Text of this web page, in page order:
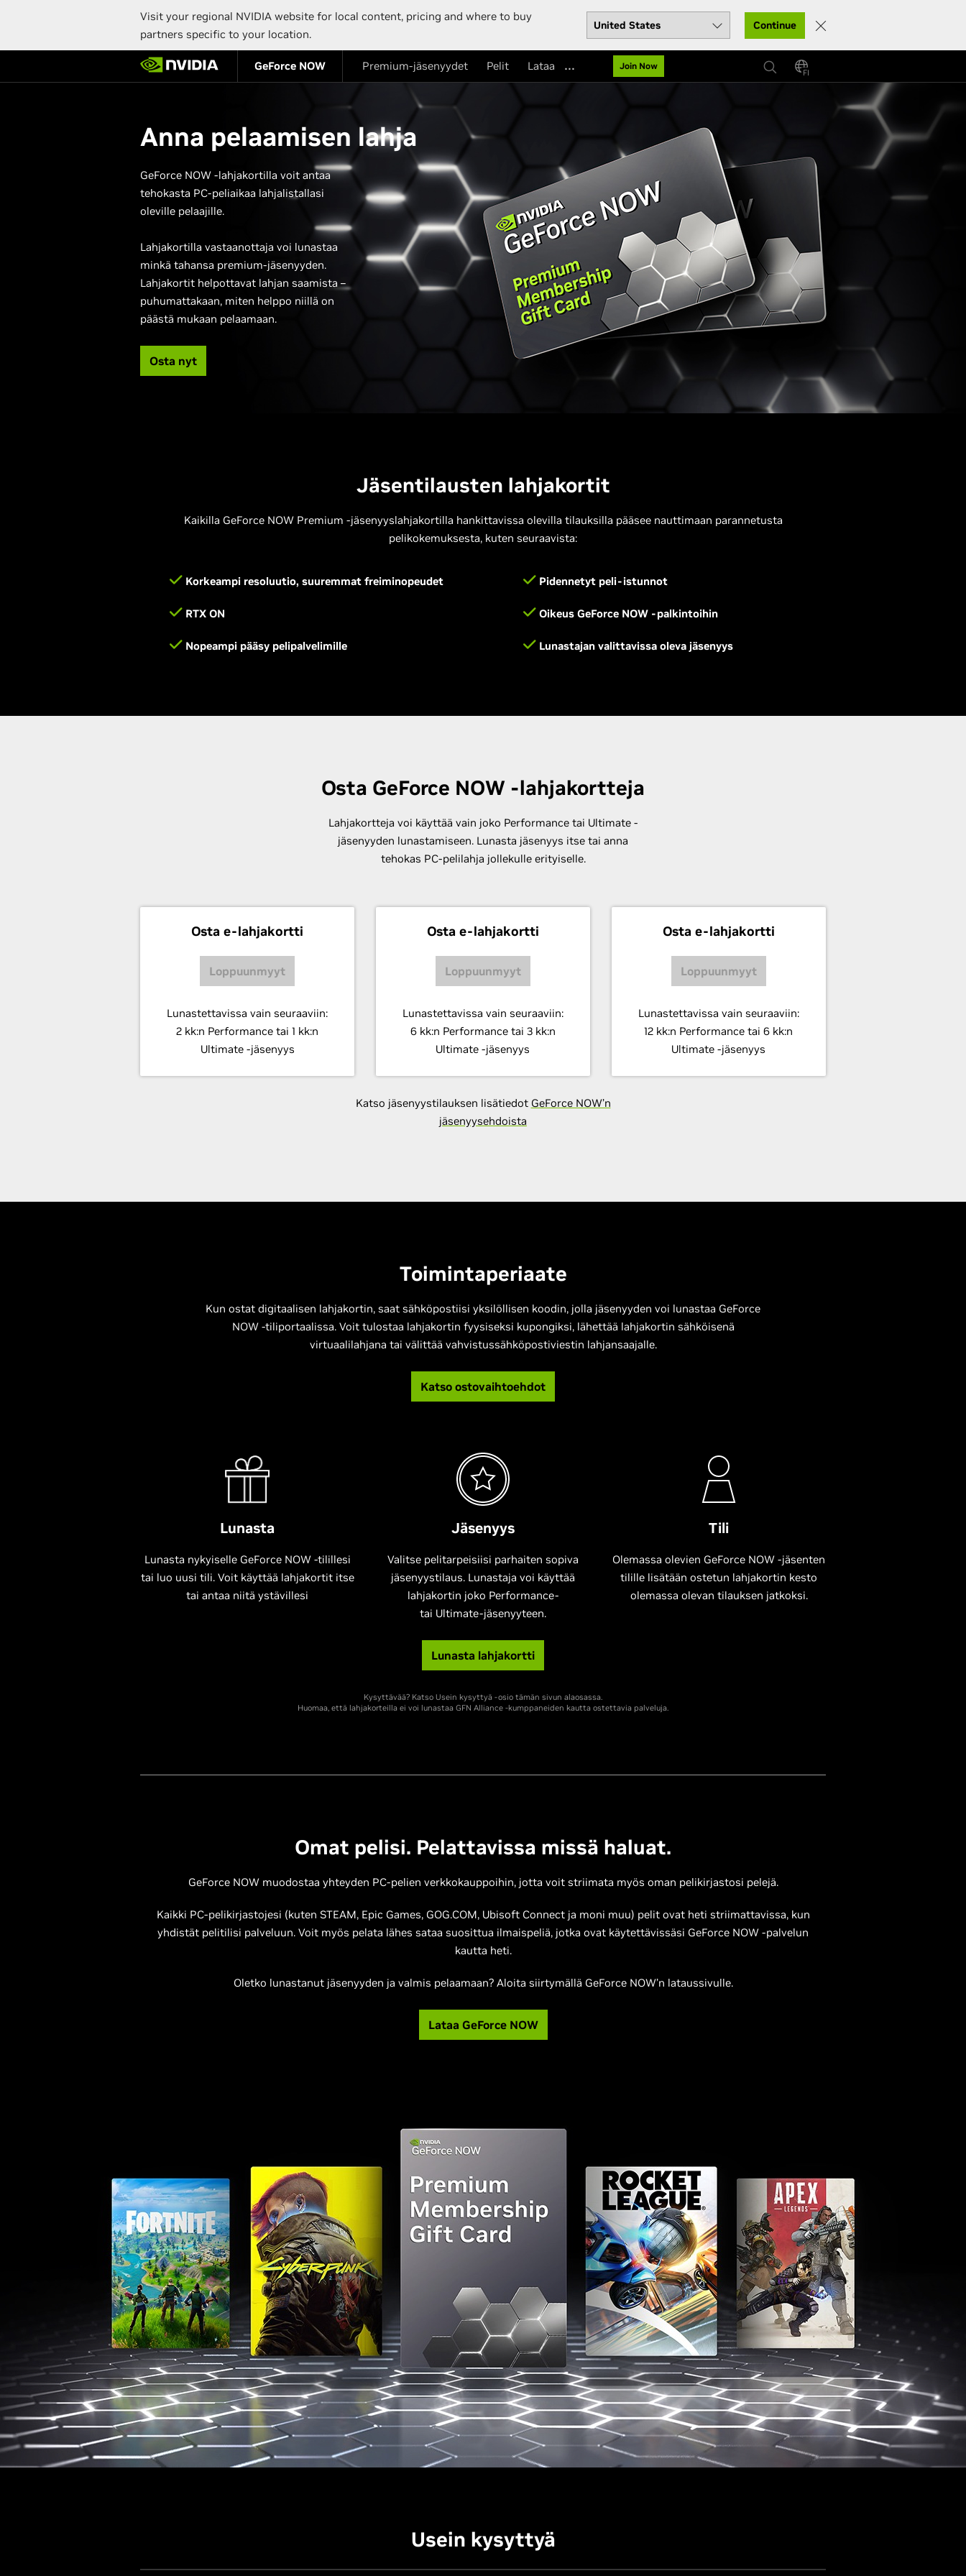
Visit your regional NVIDIA website for local content, pricing and where to buy
partners specific to your location.
Continue
main
GeForce NOW Premium-jäsenyydet Pelit Lataa … Join Now
FI
Anna pelaamisen lahja
GeForce NOW -lahjakortilla voit antaa
tehokasta PC-peliaikaa lahjalistallasi
oleville pelaajille.
Lahjakortilla vastaanottaja voi lunastaa
minkä tahansa premium-jäsenyyden.
Lahjakortit helpottavat lahjan saamista –
puhumattakaan, miten helppo niillä on
päästä mukaan pelaamaan.
Osta nyt
Jäsentilausten lahjakortit
Kaikilla GeForce NOW Premium -jäsenyyslahjakortilla hankittavissa olevilla tilauksilla pääsee nauttimaan parannetusta
pelikokemuksesta, kuten seuraavista:
Korkeampi resoluutio, suuremmat freiminopeudet
RTX ON
Nopeampi pääsy pelipalvelimille
Pidennetyt peli-istunnot
Oikeus GeForce NOW -palkintoihin
Lunastajan valittavissa oleva jäsenyys
Osta GeForce NOW -lahjakortteja
Lahjakortteja voi käyttää vain joko Performance tai Ultimate -
jäsenyyden lunastamiseen. Lunasta jäsenyys itse tai anna
tehokas PC-pelilahja jollekulle erityiselle.
Osta e-lahjakortti
Loppuunmyyt
Lunastettavissa vain seuraaviin:
2 kk:n Performance tai 1 kk:n
Ultimate -jäsenyys
Osta e-lahjakortti
Loppuunmyyt
Lunastettavissa vain seuraaviin:
6 kk:n Performance tai 3 kk:n
Ultimate -jäsenyys
Osta e-lahjakortti
Loppuunmyyt
Lunastettavissa vain seuraaviin:
12 kk:n Performance tai 6 kk:n
Ultimate -jäsenyys
Katso jäsenyystilauksen lisätiedot GeForce NOW’n
jäsenyysehdoista
Toimintaperiaate
Kun ostat digitaalisen lahjakortin, saat sähköpostiisi yksilöllisen koodin, jolla jäsenyyden voi lunastaa GeForce
NOW -tiliportaalissa. Voit tulostaa lahjakortin fyysiseksi kupongiksi, lähettää lahjakortin sähköisenä
virtuaalilahjana tai välittää vahvistussähköpostiviestin lahjansaajalle.
Katso ostovaihtoehdot
Lunasta
Lunasta nykyiselle GeForce NOW -tilillesi
tai luo uusi tili. Voit käyttää lahjakortit itse
tai antaa niitä ystävillesi
Jäsenyys
Valitse pelitarpeisiisi parhaiten sopiva
jäsenyystilaus. Lunastaja voi käyttää
lahjakortin joko Performance-
tai Ultimate-jäsenyyteen.
Tili
Olemassa olevien GeForce NOW -jäsenten
tilille lisätään ostetun lahjakortin kesto
olemassa olevan tilauksen jatkoksi.
Lunasta lahjakortti
Kysyttävää? Katso Usein kysyttyä -osio tämän sivun alaosassa.
Huomaa, että lahjakorteilla ei voi lunastaa GFN Alliance -kumppaneiden kautta ostettavia palveluja.
Omat pelisi. Pelattavissa missä haluat.
GeForce NOW muodostaa yhteyden PC-pelien verkkokauppoihin, jotta voit striimata myös oman pelikirjastosi pelejä.
Kaikki PC-pelikirjastojesi (kuten STEAM, Epic Games, GOG.COM, Ubisoft Connect ja moni muu) pelit ovat heti striimattavissa, kun
yhdistät pelitilisi palveluun. Voit myös pelata lähes sataa suosittua ilmaispeliä, jotka ovat käytettävissäsi GeForce NOW -palvelun
kautta heti.
Oletko lunastanut jäsenyyden ja valmis pelaamaan? Aloita siirtymällä GeForce NOW’n lataussivulle.
Lataa GeForce NOW
Usein kysyttyä